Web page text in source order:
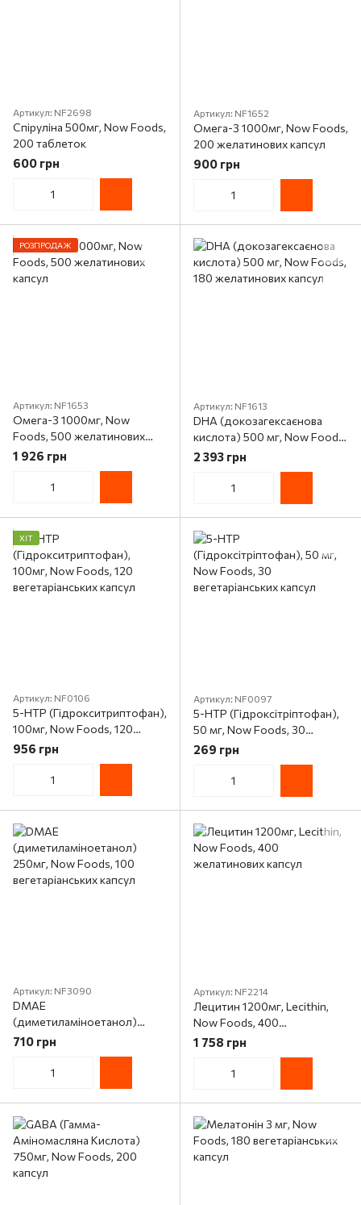
Артикул: NF2698
Спіруліна 500мг, Now Foods,
200 таблеток
600 грн
Артикул: NF1652
Омега-3 1000мг, Now Foods,
200 желатинових капсул
900 грн
РОЗПРОДАЖ
Артикул: NF1653
Омега-3 1000мг, Now
Foods, 500 желатинових
капсул
1 926 грн
Артикул: NF1613
DHA (докозагексаєнова
кислота) 500 мг, Now Foods,
180 желатинових капсул
2 393 грн
ХІТ
Артикул: NF0106
5-HTP (Гідрокситриптофан),
100мг, Now Foods, 120
вегетаріанських капсул
956 грн
Артикул: NF0097
5-HTP (Гідроксітріптофан),
50 мг, Now Foods, 30
вегетаріанських капсул
269 грн
Артикул: NF3090
DMAE
(диметиламіноетанол)
250мг, Now Foods, 100
вегетаріанських капсул
710 грн
Артикул: NF2214
Лецитин 1200мг, Lecithin,
Now Foods, 400
желатинових капсул
1 758 грн